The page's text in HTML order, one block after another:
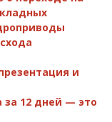
и
за 12 дней — это